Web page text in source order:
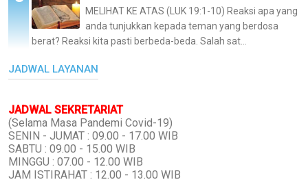
MELIHAT KE ATAS (LUK 19:1-10) Reaksi apa yang
anda tunjukkan kepada teman yang berdosa
berat? Reaksi kita pasti berbeda-beda. Salah sat...
JADWAL LAYANAN
JADWAL SEKRETARIAT
(Selama Masa Pandemi Covid-19)
SENIN - JUMAT : 09.00 - 17.00 WIB
SABTU : 09.00 - 15.00 WIB
MINGGU : 07.00 - 12.00 WIB
JAM ISTIRAHAT : 12.00 - 13.00 WIB